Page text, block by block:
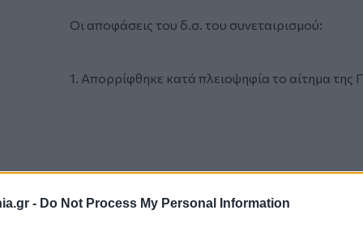
- Do Not Process My Personal Information
Οι αποφάσεις του δ.σ. του συνεταιρισμού:
1. Απορρίφθηκε κατά πλειοψηφία το αίτημα της